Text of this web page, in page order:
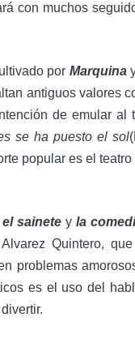
con muchos
por Marquina
antiguos valores
de emular al
se ha puesto el sol
popular es el
el sainetey la
Quintero,
problemas
es el uso del